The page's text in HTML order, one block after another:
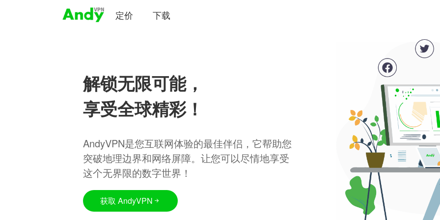
定价 下载
解锁无限可能，
享受全球精彩！
AndyVPN是您互联网体验的最佳伴侣，它帮助您
突破地理边界和网络屏障。让您可以尽情地享受
这个无界限的数字世界！
获取 AndyVPN